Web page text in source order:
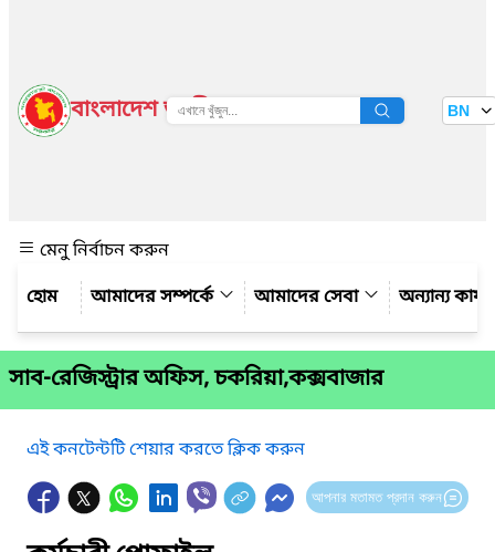
বাংলাদেশ জাতীয় তথ্য বাতায়ন BN
মেনু নির্বাচন করুন
আমাদের সম্পর্কে
আমাদের সেবা অন্যান্য
সাব-রেজিস্ট্রার অফিস, চকরিয়া,কক্সবাজার
এই কনটেন্টটি শেয়ার করতে ক্লিক করুন
আপনার মতামত প্রদান করুন